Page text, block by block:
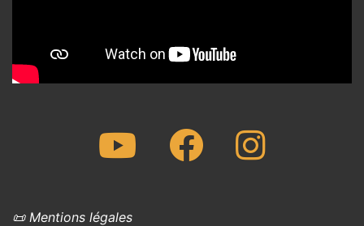
Youtube Facebook
📜 Mentions légales